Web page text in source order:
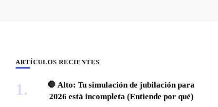
ARTÍCULOS RECIENTES
🛑 Alto: Tu simulación de jubilación para
2026 está incompleta (Entiende por qué)